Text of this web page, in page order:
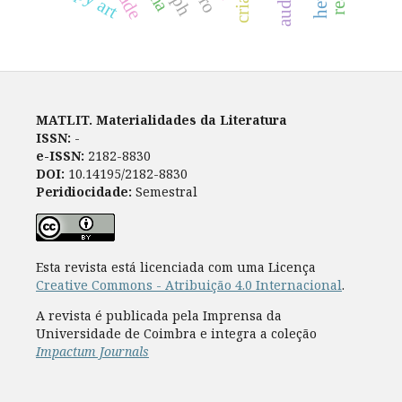
MATLIT. Materialidades da Literatura
ISSN: -
e-ISSN: 2182-8830
DOI: 10.14195/2182-8830
Peridiocidade: Semestral
Esta revista está licenciada com uma Licença
Creative Commons - Atribuição 4.0 Internacional.
A revista é publicada pela Imprensa da
Universidade de Coimbra e integra a coleção
Impactum Journals